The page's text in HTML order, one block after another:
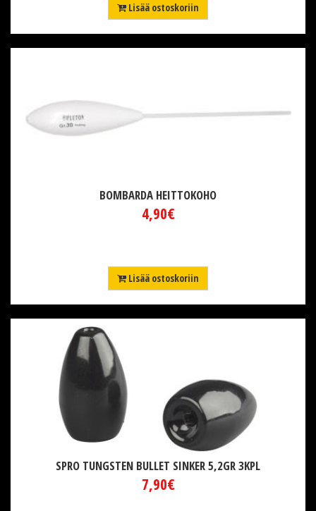
Lisää ostoskoriin
BOMBARDA HEITTOKOHO
4,90€
Lisää ostoskoriin
SPRO TUNGSTEN BULLET SINKER 5,2GR 3KPL
7,90€